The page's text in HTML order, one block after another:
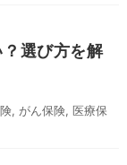
選び方を解
, がん保険, 医療保